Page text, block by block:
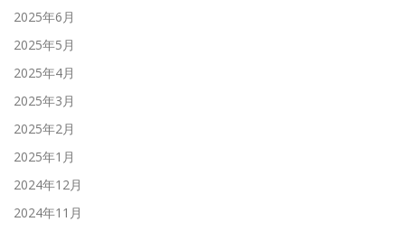
2025年6月
2025年5月
2025年4月
2025年3月
2025年2月
2025年1月
2024年12月
2024年11月